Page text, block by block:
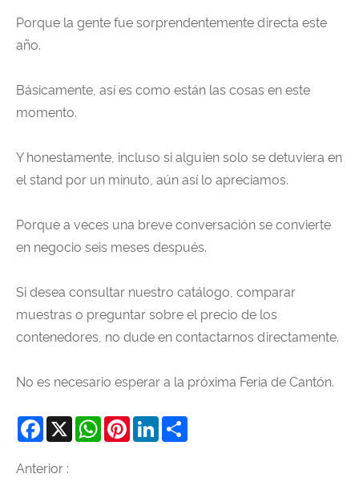
Porque la gente fue sorprendentemente directa este
año.
Básicamente, así es como están las cosas en este
momento.
Y honestamente, incluso si alguien solo se detuviera en
el stand por un minuto, aún así lo apreciamos.
Porque a veces una breve conversación se convierte
en negocio seis meses después.
Si desea consultar nuestro catálogo, comparar
muestras o preguntar sobre el precio de los
contenedores, no dude en contactarnos directamente.
No es necesario esperar a la próxima Feria de Cantón.
Facebook
X WhatsAppPinterestLinkedIn
Anterior :